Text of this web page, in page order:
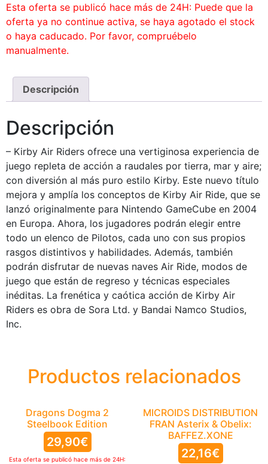
Esta oferta se publicó hace más de 24H: Puede que la
oferta ya no continue activa, se haya agotado el stock
o haya caducado. Por favor, compruébelo
manualmente.
Descripción
Descripción
– Kirby Air Riders ofrece una vertiginosa experiencia de
juego repleta de acción a raudales por tierra, mar y aire;
con diversión al más puro estilo Kirby. Este nuevo título
mejora y amplía los conceptos de Kirby Air Ride, que se
lanzó originalmente para Nintendo GameCube en 2004
en Europa. Ahora, los jugadores podrán elegir entre
todo un elenco de Pilotos, cada uno con sus propios
rasgos distintivos y habilidades. Además, también
podrán disfrutar de nuevas naves Air Ride, modos de
juego que están de regreso y técnicas especiales
inéditas. La frenética y caótica acción de Kirby Air
Riders es obra de Sora Ltd. y Bandai Namco Studios,
Inc.
Productos relacionados
Dragons Dogma 2
Steelbook Edition
29,90€
Esta oferta se publicó hace más de 24H:
MICROIDS DISTRIBUTION
FRAN Asterix & Obelix:
BAFFEZ.XONE
22,16€